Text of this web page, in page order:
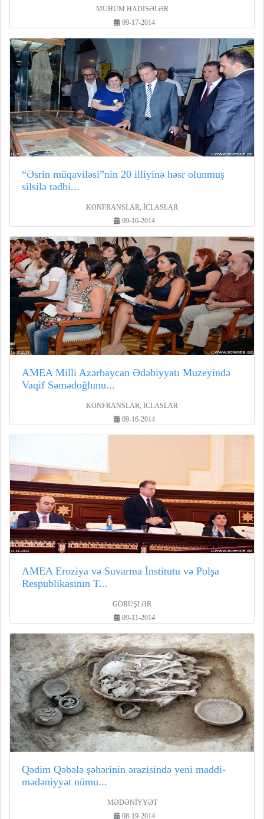
MÜHÜM HADİSƏLƏR
09-17-2014
“Əsrin müqaviləsi”nin 20 illiyinə həsr olunmuş
silsilə tədbi...
KONFRANSLAR, İCLASLAR
09-16-2014
AMEA Milli Azərbaycan Ədəbiyyatı Muzeyində
Vaqif Səmədoğlunu...
KONFRANSLAR, İCLASLAR
09-16-2014
AMEA Eroziya və Suvarma İnstitutu və Polşa
Respublikasının T...
GÖRÜŞLƏR
09-11-2014
Qədim Qəbələ şəhərinin ərazisində yeni maddi-
mədəniyyət nümu...
MƏDƏNİYYƏT
08-19-2014